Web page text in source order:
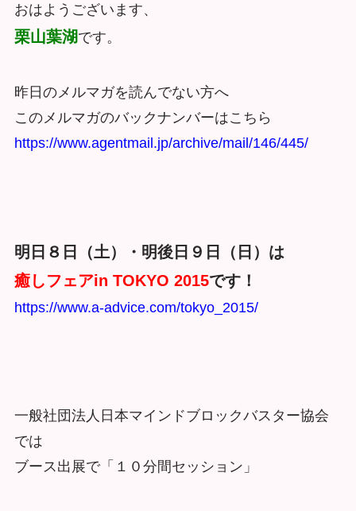
おはようございます、
栗山葉湖です。
昨日のメルマガを読んでない方へ
このメルマガのバックナンバーはこちら
https://www.agentmail.jp/archive/mail/146/445/
明日８日（土）・明後日９日（日）は
癒しフェアin TOKYO 2015です！
https://www.a-advice.com/tokyo_2015/
一般社団法人日本マインドブロックバスター協会
では
ブース出展で「１０分間セッション」